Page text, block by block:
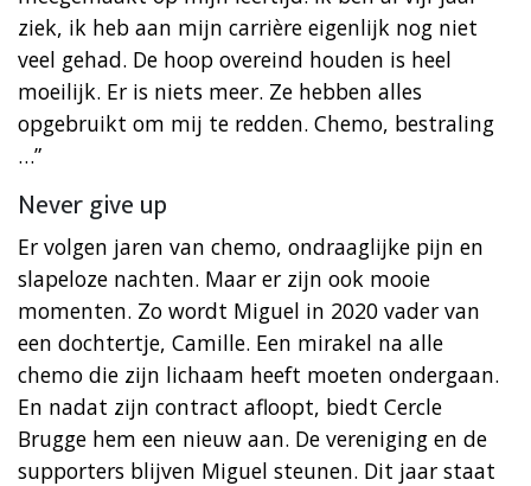
ziek, ik heb aan mijn carrière eigenlijk nog niet
veel gehad. De hoop overeind houden is heel
moeilijk. Er is niets meer. Ze hebben alles
opgebruikt om mij te redden. Chemo, bestraling
…”
Never give up
Er volgen jaren van chemo, ondraaglijke pijn en
slapeloze nachten. Maar er zijn ook mooie
momenten. Zo wordt Miguel in 2020 vader van
een dochtertje, Camille. Een mirakel na alle
chemo die zijn lichaam heeft moeten ondergaan.
En nadat zijn contract afloopt, biedt Cercle
Brugge hem een nieuw aan. De vereniging en de
supporters blijven Miguel steunen. Dit jaar staat